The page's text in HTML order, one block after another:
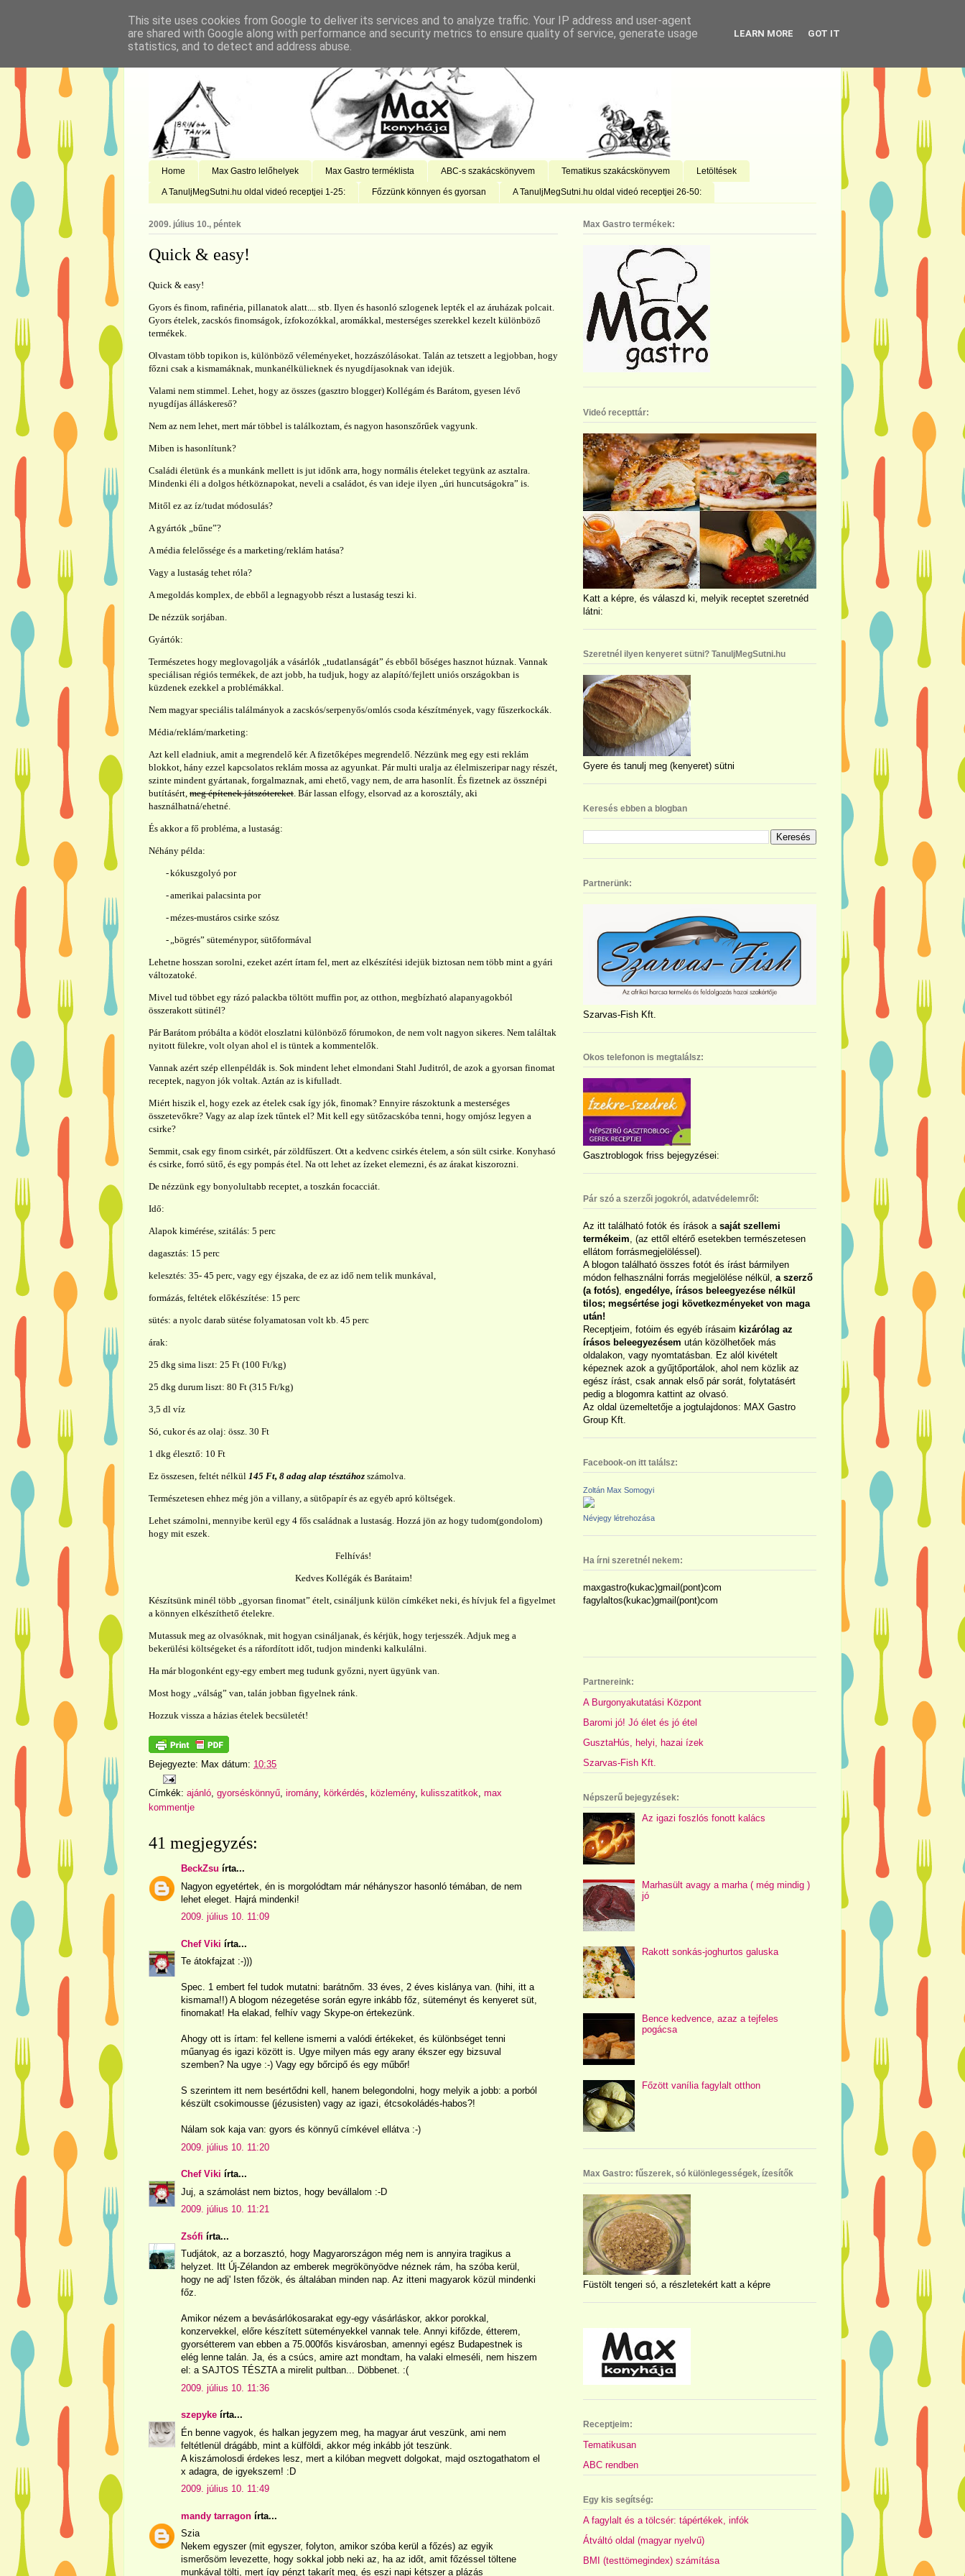
Home Max Gastro lelőhelyek Max Gastro terméklista ABC-s szakácskönyvem Tematikus szakácskönyvem Letöltések
A TanuljMegSutni.hu oldal videó receptjei 1-25: Főzzünk könnyen és gyorsan A TanuljMegSutni.hu oldal videó receptjei 26-50:
2009. július 10., péntek
Quick & easy!
Quick & easy!
Gyors és finom, rafinéria, pillanatok alatt.... stb. Ilyen és hasonló szlogenek lepték el az áruházak polcait.
Gyors ételek, zacskós finomságok, ízfokozókkal, aromákkal, mesterséges szerekkel kezelt különböző
termékek.
Olvastam több topikon is, különböző véleményeket, hozzászólásokat. Talán az tetszett a legjobban, hogy
főzni csak a kismamáknak, munkanélkülieknek és nyugdíjasoknak van idejük.
Valami nem stimmel. Lehet, hogy az összes (gasztro blogger) Kollégám és Barátom, gyesen lévő
nyugdíjas álláskereső?
Nem az nem lehet, mert már többel is találkoztam, és nagyon hasonszőrűek vagyunk.
Miben is hasonlítunk?
Családi életünk és a munkánk mellett is jut időnk arra, hogy normális ételeket tegyünk az asztalra.
Mindenki éli a dolgos hétköznapokat, neveli a családot, és van ideje ilyen „úri huncutságokra” is.
Mitől ez az íz/tudat módosulás?
A gyártók „bűne”?
A média felelőssége és a marketing/reklám hatása?
Vagy a lustaság tehet róla?
A megoldás komplex, de ebből a legnagyobb részt a lustaság teszi ki.
De nézzük sorjában.
Gyártók:
Természetes hogy meglovagolják a vásárlók „tudatlanságát” és ebből bőséges hasznot húznak. Vannak
speciálisan régiós termékek, de azt jobb, ha tudjuk, hogy az alapító/fejlett uniós országokban is
küzdenek ezekkel a problémákkal.
Nem magyar speciális találmányok a zacskós/serpenyős/omlós csoda készítmények, vagy fűszerkockák.
Média/reklám/marketing:
Azt kell eladniuk, amit a megrendelő kér. A fizetőképes megrendelő. Nézzünk meg egy esti reklám
blokkot, hány ezzel kapcsolatos reklám mossa az agyunkat. Pár multi uralja az élelmiszeripar nagy részét,
szinte mindent gyártanak, forgalmaznak, ami ehető, vagy nem, de arra hasonlít. És fizetnek az össznépi
butításért, meg építenek játszótereket . Bár lassan elfogy, elsorvad az a korosztály, aki
használhatná/ehetné.
És akkor a fő probléma, a lustaság:
Néhány példa:
-kókuszgolyó por
-amerikai palacsinta por
-mézes-mustáros csirke szósz
- „bögrés” süteménypor, sütőformával
Lehetne hosszan sorolni, ezeket azért írtam fel, mert az elkészítési idejük biztosan nem több mint a gyári
változatoké.
Mivel tud többet egy rázó palackba töltött muffin por, az otthon, megbízható alapanyagokból
összerakott sütinél?
Pár Barátom próbálta a ködöt eloszlatni különböző fórumokon, de nem volt nagyon sikeres. Nem találtak
nyitott fülekre, volt olyan ahol el is tüntek a kommentelők.
Vannak azért szép ellenpéldák is. Sok mindent lehet elmondani Stahl Juditról, de azok a gyorsan finomat
receptek, nagyon jók voltak. Aztán az is kifulladt.
Miért hiszik el, hogy ezek az ételek csak így jók, finomak? Ennyire rászoktunk a mesterséges
összetevőkre? Vagy az alap ízek tűntek el? Mit kell egy sütőzacskóba tenni, hogy omjósz legyen a
csirke?
Semmit, csak egy finom csirkét, pár zöldfűszert. Ott a kedvenc csirkés ételem, a són sült csirke. Konyhasó
és csirke, forró sütő, és egy pompás étel. Na ott lehet az ízeket elemezni, és az árakat kiszorozni.
De nézzünk egy bonyolultabb receptet, a toszkán focacciát.
Idő:
Alapok kimérése, szitálás: 5 perc
dagasztás: 15 perc
kelesztés: 35- 45 perc, vagy egy éjszaka, de ez az idő nem telik munkával,
formázás, feltétek előkészítése: 15 perc
sütés: a nyolc darab sütése folyamatosan volt kb. 45 perc
árak:
25 dkg sima liszt: 25 Ft (100 Ft/kg)
25 dkg durum liszt: 80 Ft (315 Ft/kg)
3,5 dl víz
Só, cukor és az olaj: össz. 30 Ft
1 dkg élesztő: 10 Ft
Ez összesen, feltét nélkül 145 Ft, 8 adag alap tésztához számolva.
Természetesen ehhez még jön a villany, a sütőpapír és az egyéb apró költségek.
Lehet számolni, mennyibe kerül egy 4 fős családnak a lustaság. Hozzá jön az hogy tudom(gondolom)
hogy mit eszek.
Felhívás!
Kedves Kollégák és Barátaim!
Készítsünk minél több „gyorsan finomat” ételt, csináljunk külön címkéket neki, és hívjuk fel a figyelmet
a könnyen elkészíthető ételekre.
Mutassuk meg az olvasóknak, mit hogyan csináljanak, és kérjük, hogy terjesszék. Adjuk meg a
bekerülési költségeket és a ráfordított időt, tudjon mindenki kalkulálni.
Ha már blogonként egy-egy embert meg tudunk győzni, nyert ügyünk van.
Most hogy „válság” van, talán jobban figyelnek ránk.
Hozzuk vissza a házias ételek becsületét!
Bejegyezte: Max dátum: 10:35
Címkék: ajánló, gyorséskönnyű, iromány, körkérdés, közlemény, kulisszatitkok, max
kommentje
41 megjegyzés:
BeckZsu írta...
Nagyon egyetértek, én is morgolódtam már néhányszor hasonló témában, de nem
lehet eleget. Hajrá mindenki!
2009. július 10. 11:09
Chef Viki írta...
Te átokfajzat :-)))
Spec. 1 embert fel tudok mutatni: barátnőm. 33 éves, 2 éves kislánya van. (hihi, itt a
kismama!!) A blogom nézegetése során egyre inkább főz, süteményt és kenyeret süt,
finomakat! Ha elakad, felhív vagy Skype-on értekezünk.
Ahogy ott is írtam: fel kellene ismerni a valódi értékeket, és különbséget tenni
műanyag és igazi között is. Ugye milyen más egy arany ékszer egy bizsuval
szemben? Na ugye :-) Vagy egy bőrcipő és egy műbőr!
S szerintem itt nem besértődni kell, hanem belegondolni, hogy melyik a jobb: a porból
készült csokimousse (jézusisten) vagy az igazi, étcsokoládés-habos?!
Nálam sok kaja van: gyors és könnyű címkével ellátva :-)
2009. július 10. 11:20
Chef Viki írta...
Juj, a számolást nem biztos, hogy bevállalom :-D
2009. július 10. 11:21
Zsófi írta...
Tudjátok, az a borzasztó, hogy Magyarországon még nem is annyira tragikus a
helyzet. Itt Új-Zélandon az emberek megrökönyödve néznek rám, ha szóba kerül,
hogy ne adj' Isten főzök, és általában minden nap. Az itteni magyarok közül mindenki
főz.
Amikor nézem a bevásárlókosarakat egy-egy vásárláskor, akkor porokkal,
konzervekkel, előre készített süteményekkel vannak tele. Annyi kifőzde, étterem,
gyorsétterem van ebben a 75.000fős kisvárosban, amennyi egész Budapestnek is
elég lenne talán. Ja, és a csúcs, amire azt mondtam, ha valaki elmeséli, nem hiszem
el: a SAJTOS TÉSZTA a mirelit pultban... Döbbenet. :(
2009. július 10. 11:36
szepyke írta...
Én benne vagyok, és halkan jegyzem meg, ha magyar árut veszünk, ami nem
feltétlenül drágább, mint a külföldi, akkor még inkább jót teszünk.
A kiszámolosdi érdekes lesz, mert a kilóban megvett dolgokat, majd osztogathatom el
x adagra, de igyekszem! :D
2009. július 10. 11:49
mandy tarragon írta...
Szia
Nekem egyszer (mit egyszer, folyton, amikor szóba kerül a főzés) az egyik
ismerősöm levezette, hogy sokkal jobb neki az, ha az időt, amit főzéssel töltene
munkával tölti, mert így pénzt takarít meg, és eszi napi kétszer a plázás
Max Gastro termékek:
Videó recepttár:
Katt a képre, és válaszd ki, melyik receptet szeretnéd
látni:
Szeretnél ilyen kenyeret sütni? TanuljMegSutni.hu
Gyere és tanulj meg (kenyeret) sütni
Keresés ebben a blogban
Partnerünk:
Szarvas-Fish Kft.
Okos telefonon is megtalálsz:
Gasztroblogok friss bejegyzései:
Pár szó a szerzői jogokról, adatvédelemről:
Az itt található fotók és írások a saját szellemi
termékeim , (az ettől eltérő esetekben természetesen
ellátom forrásmegjelöléssel).
A blogon található összes fotót és írást bármilyen
módon felhasználni forrás megjelölése nélkül, a szerző
(a fotós) engedélye, írásos beleegyezése nélkül
tilos; megsértése jogi következményeket von maga
után!
Receptjeim, fotóim és egyéb írásaim kizárólag az
írásos beleegyezésem után közölhetőek más
oldalakon, vagy nyomtatásban. Ez alól kivételt
képeznek azok a gyűjtőportálok, ahol nem közlik az
egész írást, csak annak első pár sorát, folytatásért
pedig a blogomra kattint az olvasó.
Az oldal üzemeltetője a jogtulajdonos: MAX Gastro
Group Kft.
Facebook-on itt találsz:
Zoltán Max Somogyi
Névjegy létrehozása
Ha írni szeretnél nekem:
maxgastro(kukac)gmail(pont)com
fagylaltos(kukac)gmail(pont)com
Partnereink:
A Burgonyakutatási Központ
Baromi jó! Jó élet és jó étel
GusztaHús, helyi, hazai ízek
Szarvas-Fish Kft.
Népszerű bejegyzések:
Az igazi foszlós fonott kalács
Marhasült avagy a marha ( még mindig )
jó
Rakott sonkás-joghurtos galuska
Bence kedvence, azaz a tejfeles
pogácsa
Főzött vanília fagylalt otthon
Max Gastro: fűszerek, só különlegességek, ízesítők
Füstölt tengeri só, a részletekért katt a képre
Receptjeim:
Tematikusan
ABC rendben
Egy kis segítség:
A fagylalt és a tölcsér: tápértékek, infók
Átváltó oldal (magyar nyelvű)
BMI (testtömegindex) számítása
This site uses cookies from Google to deliver its services and to analyze traffic. Your IP address and user-agent
are shared with Google along with performance and security metrics to ensure quality of service, generate usage
statistics, and to detect and address abuse.
LEARN MORE GOT IT